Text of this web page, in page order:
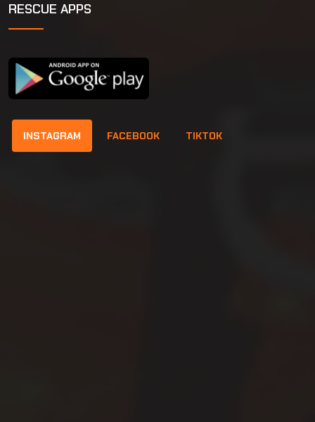
RESCUE APPS
INSTAGRAM FACEBOOK TIKTOK